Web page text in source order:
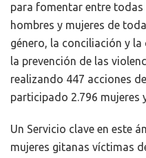
para fomentar entre todas
hombres y mujeres de
género, la conciliación y
la prevención de las
realizando 447 acciones
participado 2.796 mujeres
Un Servicio clave en este
mujeres gitanas víctimas